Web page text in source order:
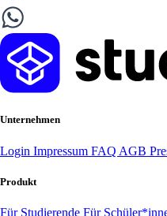
Unternehmen
Login Impressum FAQ AGB
Produkt
Für Studierende Für